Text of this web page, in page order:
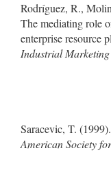
Rodríguez, R.,
The mediating role
enterprise resource
Industrial
Saracevic, T.
American Society